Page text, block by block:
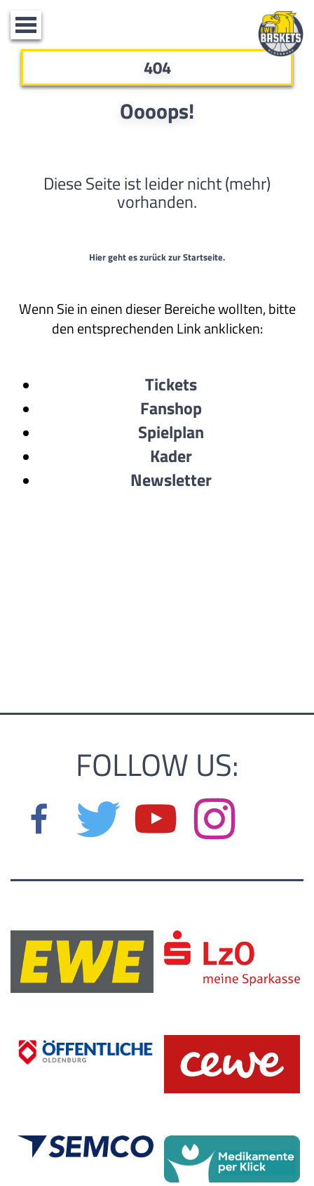
Toggle
navigation
404
Oooops!
Diese Seite ist leider nicht (mehr)
vorhanden.
Hier geht es zurück zur Startseite.
Wenn Sie in einen dieser Bereiche wollten, bitte
den entsprechenden Link anklicken:
Tickets
Fanshop
Spielplan
Kader
Newsletter
FOLLOW US: